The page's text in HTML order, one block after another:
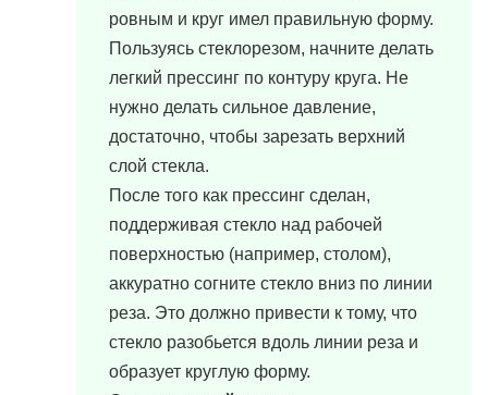
ровным и круг имел правильную форму.
Пользуясь стеклорезом, начните делать
легкий прессинг по контуру круга. Не
нужно делать сильное давление,
достаточно, чтобы зарезать верхний
слой стекла.
После того как прессинг сделан,
поддерживая стекло над рабочей
поверхностью (например, столом),
аккуратно согните стекло вниз по линии
реза. Это должно привести к тому, что
стекло разобьется вдоль линии реза и
образует круглую форму.